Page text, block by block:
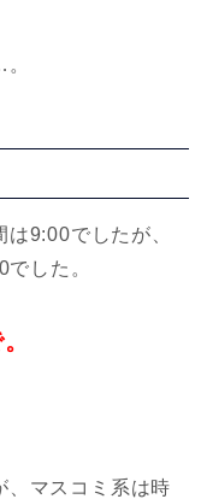
9:00でしたが、
した。
、マスコミ系は時